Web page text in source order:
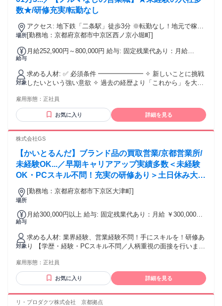
万5000円 〜 5万円（固定残業時間：1ヶ月あたり30時間） 固
定残業時間を超えた勤務時間については別途残業代を支給す
当金額：なし 全員に一律で支払われるその他手当金額：あり
1ヶ月あたり3000円 〜 1万8000円 【勤務形態】 本採用と異な
る 勤務形態：固定時間制 【勤務時間】 実働時間：1日あたり
8時間 平均勤務日数：1ヶ月あたり21日
数★/研修充実/転勤なし
場所
アクセス: 地下鉄「二条駅」徒歩3分 ※転勤なし！地元で稼げ
ます！
[勤務地：京都府京都市中京区西ノ京小堀町]
給与
月給252,900円～800,000円 給与: 固定残業代あり：月給
￥52,200〜￥52,300（36時間相当分）を含む。36時間を超え
る残業代は追加で支給する。 ┏━━━━━━━━━━━━┓
◆ 月給＋歩合給＋各種手当 ◆
┗━━━━━━━━━━━━┛ 想定年収：600万 〜 1000万円
歩合給のため、 年収1000万円を超える先輩も多数⭐ 月給：25
万2900円 〜 80万円 ※上記月給には一律の固定残業代として
（5万2200円/36時間分）をあらかじめ含みます。 残業が一切
ない場合でも一律で支給し、 超過した分は別途追加で全額支
給します❗ ✨ 実際の月収例 ✨ ━━━━━━━ ✧ 36万7000
円〜（24歳/入社6ヶ月） ✧ 99万3000円〜（29歳/入社1年目）
✧ 65万9000円〜（37歳/入社2年目） ✧ 82万4500円〜（49歳/
入社3年目） ✨実際の年収例 ✨ ━━━━━━━ ✧ 540万4000
ー） ✧ 790万8000円〜（37歳/入社3年目） ✧ 989万4000円〜
┗━━━━━┛ 【 抜群の安心を誇る待遇・福利厚生 】 ✧ 賞
あり（月上限3万円） ✧ 役職手当および資格手当もしっかり✨
✧ 各種社会保険完全完備 / 定年65歳 ☕ 家族も嬉しい充実の祝
✅ 嬉しいご出産祝金（最大30万円） ✅ お子様のご入学祝金
（最大20万円） （子ども1人につき小・中・高対象） ✅ 毎月
支給の扶養家族手当あり⭐ （子ども月1万円/人、配偶者最大2
万） ✅ スタートアップアシスト制度✨ ※祝金、各種手当の金
額は 当社規程によります。 ※各種手当は研修期間終了後 か
対象
求める人材: ✅ 必須条件 ━━━━━━━ ✧ 新しいことに挑戦
したいという強い意欲 ✧ 過去の経歴より「これから」を大切
資格も一切不要です ✅ 歓迎条件 ━━━━━━━ ✧ 20代〜50
代まで幅広く元気に活躍中❗ ✧ 初めての正社員、脱フリーター
大歓迎 ✧ 過去のブランクや転職回数は一切不問✨ ✧ 地元で働
━━━━━━━ 飲食店の店員やアパレル販売スタッフ、 工場
で実に様々 「とにかく今の現状を変えて稼ぎたい」 という強
い想いを持った全メンバーが、 年齢を問うことなく多数活躍
しています✨ ✅ こんな方にピッタリの環境です
━━━━━━━ ✧ 頑張った成果を収入にしたい ✧ 自分の将
来や、大切な家族のために稼ぐ ✧ チームワークを大切にしな
雇用形態： 正社員
お気に入り 詳細を見る
株式会社GS
【かいとるんだ】ブランド品の買取営業/京都営業所/
未経験OK...／早期キャリアアップ実績多数＜未経験
OK・PCスキル不問！充実の研修あり＞土日休み大型
連休年3回×月給30万円保障×毎月インセン「休みも収
入も得られる」腰を据えて長く働ける環境
場所
[勤務地：京都府京都市下京区大津町]
給与
月給300,000円以上 給与: 固定残業代あり：月給 ￥300,000以
む。45時間を超える残業代は追加で支給する。 ⽉給 30万円以
上 ⽉給30万円〜+毎⽉インセン＋達成報奨金＋ランキング報
奨金＋交通費＋各種⼿当＋役職⼿当 ※試⽤期間3ヶ⽉あり。
（期間中の待遇変更はありません） ★達成報奨金、ランキン
り） ★⼦ども⼿当あり（1⼈につき毎⽉1万円／規定あり） ★
マイカー通勤OK（交通費は規定内⽀給) 【初年度の年収例】
700万円〜3000万円以上可能 【年収例】 ・年収1500万円 ／
経験1年 ・年収2000万円 ／ 経験2年 ・年収3000万円 ／ 経験3
対象
求める人材: 業界経験、営業経験不問！手にスキルを！研修あ
り 【学歴・経験・PCスキル不問／人柄重視の面接を行いま
方も大歓迎！ ★固定給＋毎月インセンティブ×土日休み年間
休日120日以上 ★早期キャリアアップの実績多数 ★初年度年
収1000万円超可能 ★年収1000万円は通過点、2000万円も可能
とに挑戦したい方（手厚い研修あり！） ・固定給に加えて、
雇用形態： 正社員
お気に入り 詳細を見る
リ・プロダクツ株式会社 京都拠点